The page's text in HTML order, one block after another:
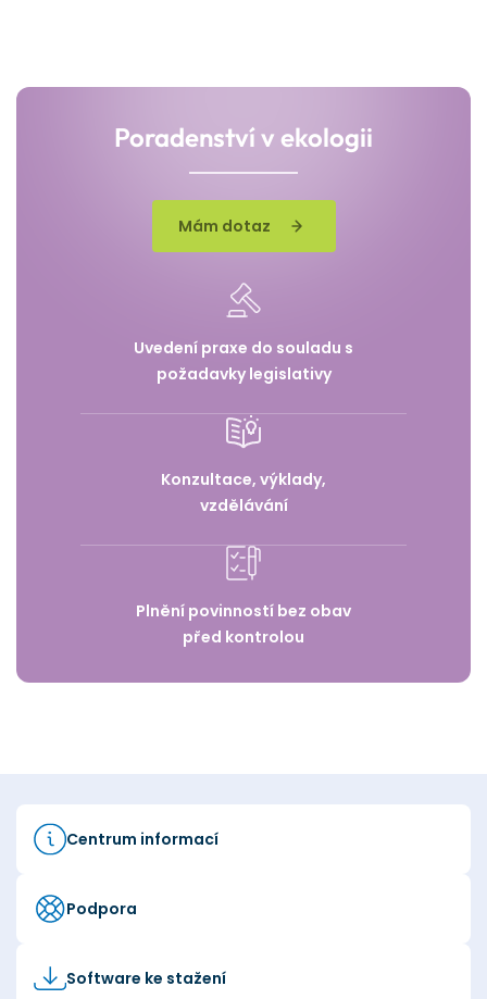
Poradenství v ekologii
Mám dotaz
Uvedení praxe do souladu s
požadavky legislativy
Konzultace, výklady,
vzdělávání
Plnění povinností bez obav
před kontrolou
Centrum informací
Podpora
Software ke stažení